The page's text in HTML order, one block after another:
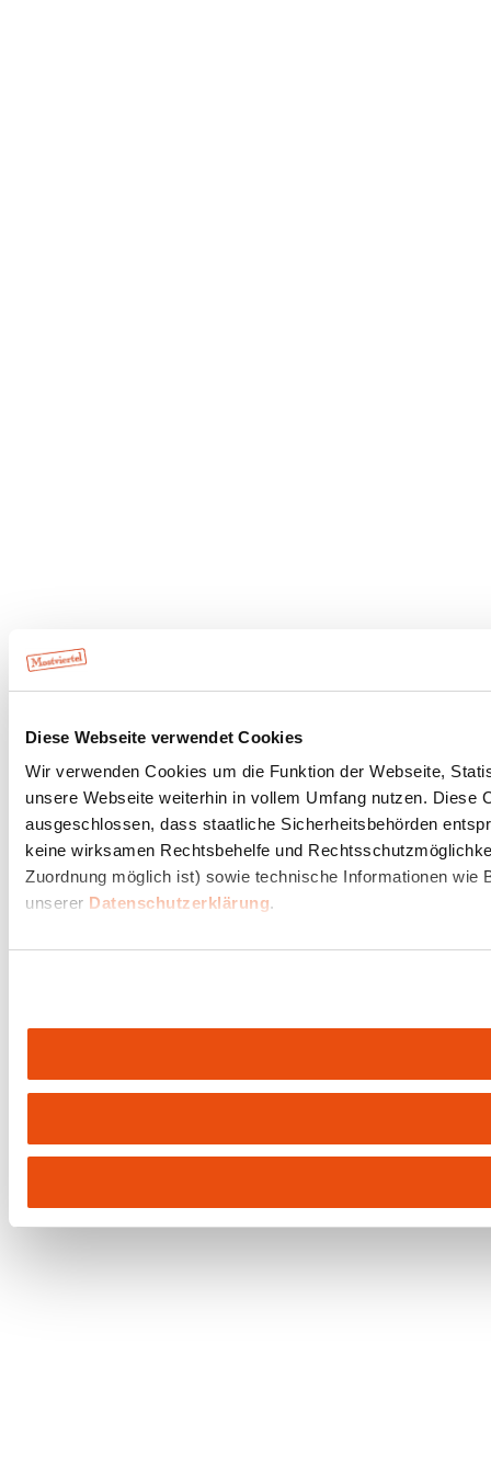
Diese Webseite verwendet Cookies
Wir verwenden Cookies um die Funktion der Webseite,
unsere Webseite weiterhin in vollem Umfang nutzen.
ausgeschlossen, dass staatliche Sicherheitsbehörden
keine wirksamen Rechtsbehelfe und
Zuordnung möglich ist) sowie technische Informationen wie
unserer Datenschutzerklärung.